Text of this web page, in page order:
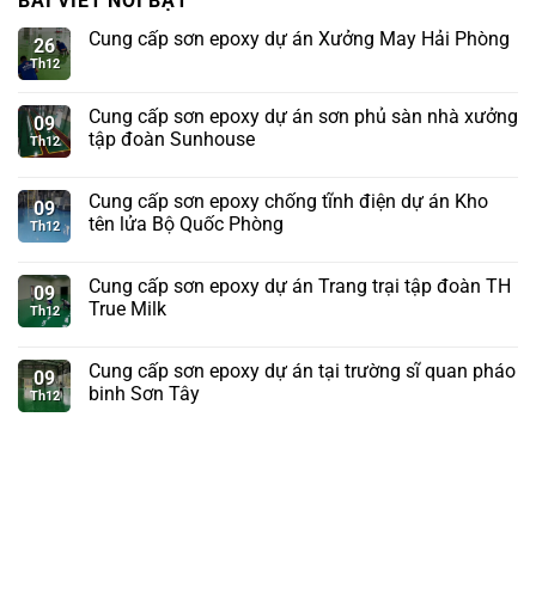
26
Th12
Cung cấp sơn epoxy dự án Xưởng May Hải Phòng
09
Th12
Cung cấp sơn epoxy dự án sơn phủ sàn nhà xưởng
tập đoàn Sunhouse
09
Th12
Cung cấp sơn epoxy chống tĩnh điện dự án Kho
tên lửa Bộ Quốc Phòng
09
Th12
Cung cấp sơn epoxy dự án Trang trại tập đoàn TH
True Milk
09
Th12
Cung cấp sơn epoxy dự án tại trường sĩ quan pháo
binh Sơn Tây